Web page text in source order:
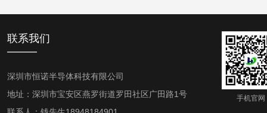
联系我们
深圳市恒诺半导体科技有限公司
地址：深圳市宝安区燕罗街道罗田社区广田路1号
手机官网